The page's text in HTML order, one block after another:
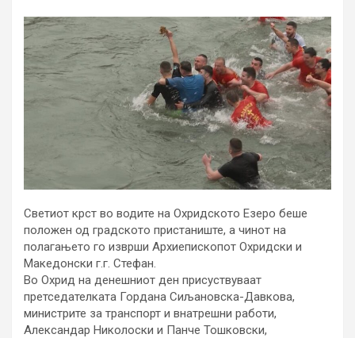
Светиот крст во водите на Охридското Езеро беше
положен од градското пристаниште, а чинот на
полагањето го изврши Архиепископот Охридски и
Македонски г.г. Стефан.
Во Охрид на денешниот ден присуствуваат
претседателката Гордана Сиљановска-Давкова,
министрите за транспорт и внатрешни работи,
Александар Николоски и Панче Тошковски,